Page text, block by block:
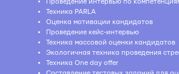
Проведение интервью по
Техника PARLA
Оценка мотивации кандидатов
Проведение кейс-интервью
Техника массовой оценки кандидатов
Экологичная техника проведения
Техника One day offer